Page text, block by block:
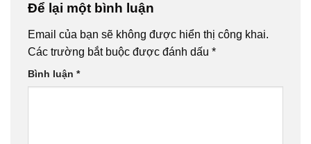
Để lại một bình luận
Email của bạn sẽ không được hiển thị công khai.
Các trường bắt buộc được đánh dấu *
Bình luận *